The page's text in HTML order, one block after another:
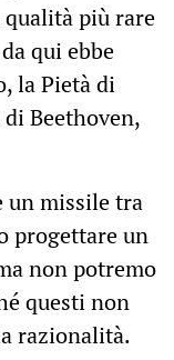
più rare
qui ebbe
la Pietà di
Beethoven,
un missile tra
progettare un
non potremo
questi non
razionalità.